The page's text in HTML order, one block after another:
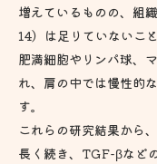
増えているものの、組
14）は足りていないこ
肥満細胞やリンパ球、
れ、肩の中では慢性的
す。
これらの研究結果から
長く続き、TGF-βなど